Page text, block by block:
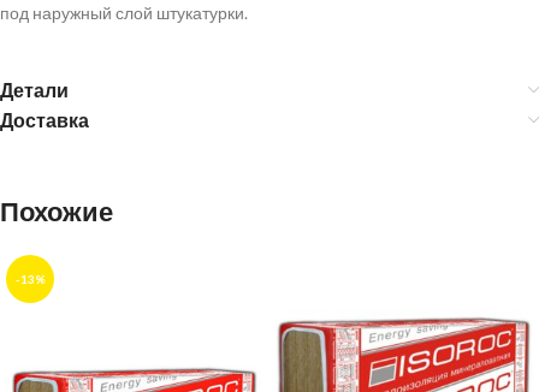
под наружный слой штукатурки.
Детали
Доставка
Похожие
-13%